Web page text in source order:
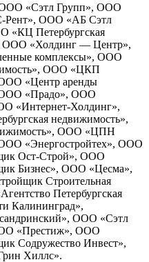
«Сэтл Групп», ООО
Рент», ООО «АБ Сэтл
«КЦ Петербургская
ООО «Холдинг — Центр»,
комплексы», ООО
ООО «ЦКП
ООО «Центр аренды
ООО «Прадо», ООО
«Интернет-Холдинг»,
недвижимость»,
ООО «ЦПН
ООО «Энергостройтех», ООО
Ост-Строй», ООО
Бизнес», ООО «Цесма»,
Строительная
Петербургская
Калининград»,
ООО «Сэтл
«Престиж», ООО
Содружество Инвест»,
Хиллс».